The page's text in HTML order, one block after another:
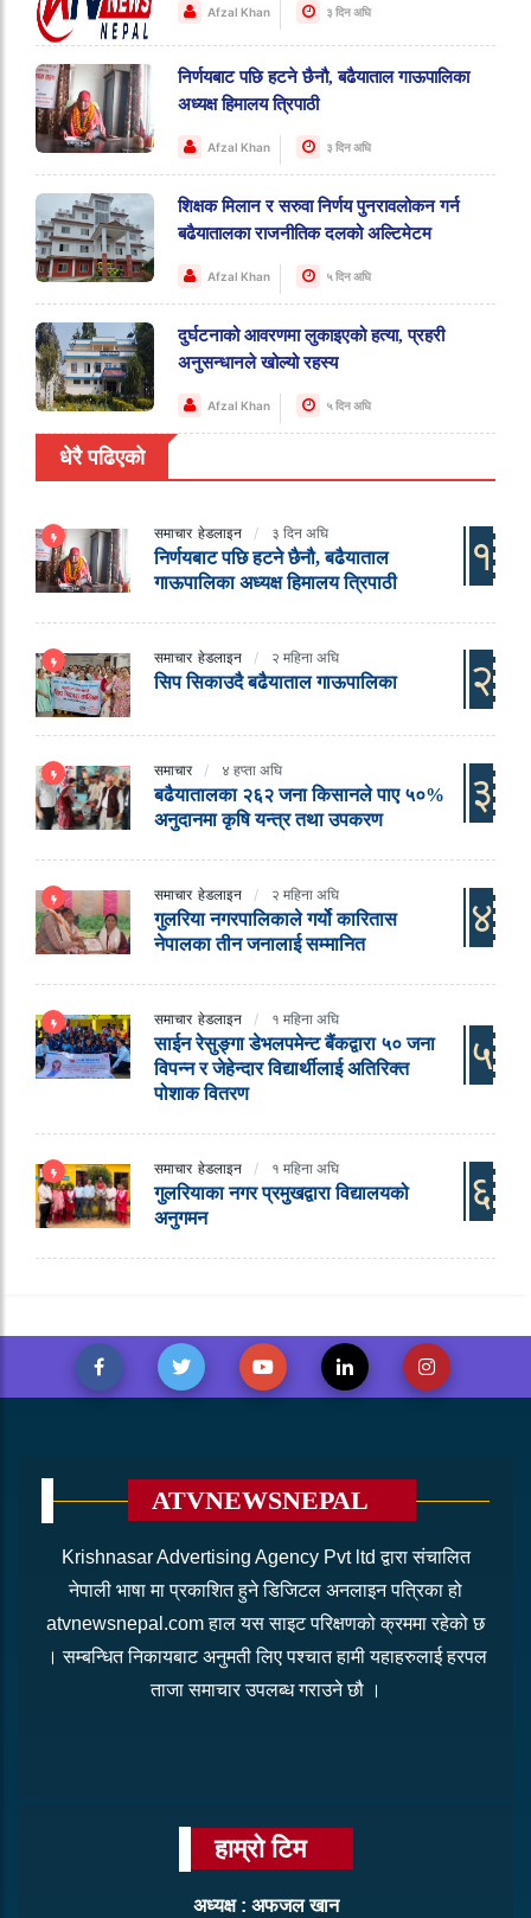
Afzal Khan ३ दिन अघि
निर्णयबाट पछि हटने छैनौ, बढैयाताल गाऊपालिका
अध्यक्ष हिमालय त्रिपाठी
Afzal Khan ३ दिन अघि
शिक्षक मिलान र सरुवा निर्णय पुनरावलोकन गर्न
बढैयातालका राजनीतिक दलको अल्टिमेटम
Afzal Khan ५ दिन अघि
दुर्घटनाको आवरणमा लुकाइएको हत्या, प्रहरी
अनुसन्धानले खोल्यो रहस्य
Afzal Khan ५ दिन अघि
धेरै पढिएको
समाचार हेडलाइन ३ दिन अघि
निर्णयबाट पछि हटने छैनौ, बढैयाताल
गाऊपालिका अध्यक्ष हिमालय त्रिपाठी
१
समाचार हेडलाइन २ महिना अघि
सिप सिकाउदै बढैयाताल गाऊपालिका २
समाचार ४ हप्ता अघि
बढैयातालका २६२ जना किसानले पाए ५०%
अनुदानमा कृषि यन्त्र तथा उपकरण
३
समाचार हेडलाइन २ महिना अघि
गुलरिया नगरपालिकाले गर्यो कारितास
नेपालका तीन जनालाई सम्मानित
४
समाचार हेडलाइन १ महिना अघि
साईन रेसुङ्गा डेभलपमेन्ट बैंकद्वारा ५० जना
विपन्न र जेहेन्दार विद्यार्थीलाई अतिरिक्त
पोशाक वितरण
५
समाचार हेडलाइन १ महिना अघि
गुलरियाका नगर प्रमुखद्वारा विद्यालयको
अनुगमन
६
ATVNEWSNEPAL
Krishnasar Advertising Agency Pvt ltd द्वारा संचालित
नेपाली भाषा मा प्रकाशित हुने डिजिटल अनलाइन पत्रिका हो
atvnewsnepal.com हाल यस साइट परिक्षणको क्रममा रहेको छ
। सम्बन्धित निकायबाट अनुमती लिए पश्चात हामी यहाहरुलाई हरपल
ताजा समाचार उपलब्ध गराउने छौ ।
हाम्रो टिम
अध्यक्ष : अफजल खान